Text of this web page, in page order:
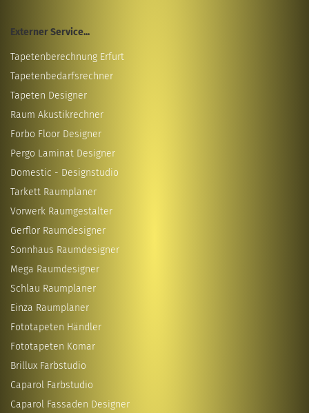
Externer Service...
Tapetenberechnung Erfurt
Tapetenbedarfsrechner
Tapeten Designer
Raum Akustikrechner
Forbo Floor Designer
Pergo Laminat Designer
Domestic - Designstudio
Tarkett Raumplaner
Vorwerk Raumgestalter
Gerflor Raumdesigner
Sonnhaus Raumdesigner
Mega Raumdesigner
Schlau Raumplaner
Einza Raumplaner
Fototapeten Händler
Fototapeten Komar
Brillux Farbstudio
Caparol Farbstudio
Caparol Fassaden Designer